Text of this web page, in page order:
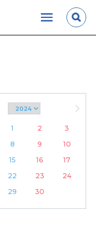
1 2
3
8 9
10
15 16
17
22 23
24
29 30